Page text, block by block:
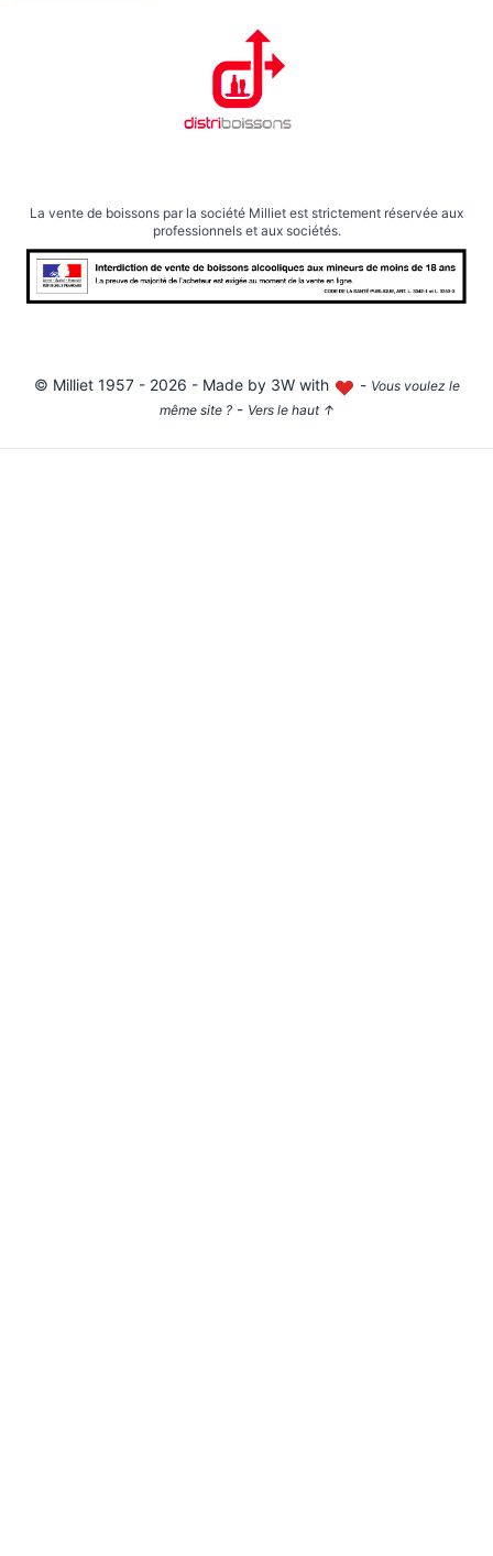
La vente de boissons par la société Milliet est strictement réservée aux
professionnels et aux sociétés.
© Milliet1957 - 2026 - Made by 3W with - Vous voulez le
même site ?- Vers le haut ↑